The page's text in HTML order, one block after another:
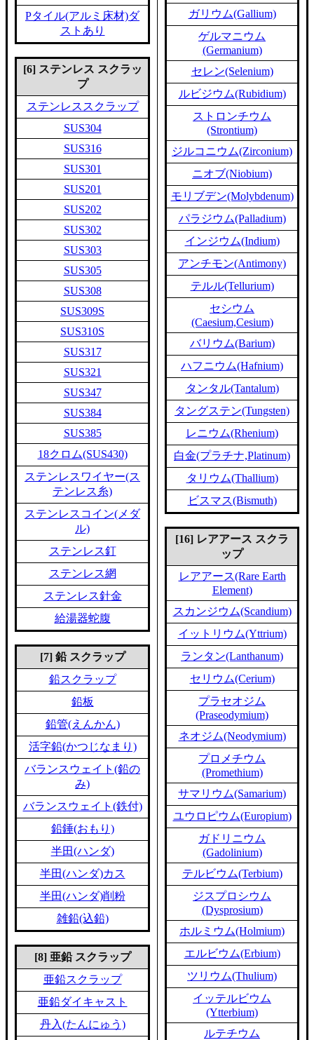
Pタイル(アルミ床材)ダ
ストあり
[6] ステンレス スクラッ
プ
ステンレススクラップ
SUS304
SUS316
SUS301
SUS201
SUS202
SUS302
SUS303
SUS305
SUS308
SUS309S
SUS310S
SUS317
SUS321
SUS347
SUS384
SUS385
18クロム(SUS430)
ステンレスワイヤー(ス
テンレス糸)
ステンレスコイン(メダ
ル)
ステンレス釘
ステンレス網
ステンレス針金
給湯器蛇腹
[7] 鉛 スクラップ
鉛スクラップ
鉛板
鉛管(えんかん)
活字鉛(かつじなまり)
バランスウェイト(鉛の
み)
バランスウェイト(鉄付)
鉛錘(おもり)
半田(ハンダ)
半田(ハンダ)カス
半田(ハンダ)削粉
雑鉛(込鉛)
[8] 亜鉛 スクラップ
亜鉛スクラップ
亜鉛ダイキャスト
丹入(たんにゅう)
ガリウム(Gallium)
ゲルマニウム
(Germanium)
セレン(Selenium)
ルビジウム(Rubidium)
ストロンチウム
(Strontium)
ジルコニウム(Zirconium)
ニオブ(Niobium)
モリブデン(Molybdenum)
パラジウム(Palladium)
インジウム(Indium)
アンチモン(Antimony)
テルル(Tellurium)
セシウム
(Caesium,Cesium)
バリウム(Barium)
ハフニウム(Hafnium)
タンタル(Tantalum)
タングステン(Tungsten)
レニウム(Rhenium)
白金(プラチナ,Platinum)
タリウム(Thallium)
ビスマス(Bismuth)
[16] レアアース スクラ
ップ
レアアース(Rare Earth
Element)
スカンジウム(Scandium)
イットリウム(Yttrium)
ランタン(Lanthanum)
セリウム(Cerium)
プラセオジム
(Praseodymium)
ネオジム(Neodymium)
プロメチウム
(Promethium)
サマリウム(Samarium)
ユウロピウム(Europium)
ガドリニウム
(Gadolinium)
テルビウム(Terbium)
ジスプロシウム
(Dysprosium)
ホルミウム(Holmium)
エルビウム(Erbium)
ツリウム(Thulium)
イッテルビウム
(Ytterbium)
ルテチウム